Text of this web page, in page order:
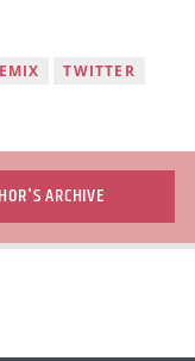
TWITTER
ARCHIVE